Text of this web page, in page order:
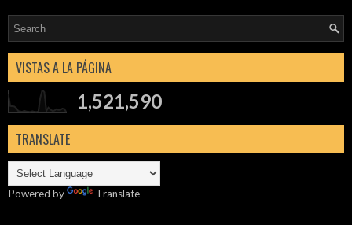
VISTAS A LA PÁGINA
1,521,590
TRANSLATE
Powered by Translate